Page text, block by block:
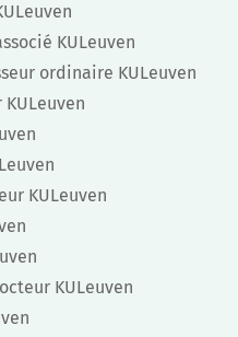
KULeuven
ordinaire KULeuven
KULeuven
KULeuven